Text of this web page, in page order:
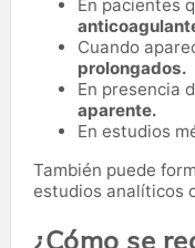
En pacientes
Cuando
prolongados.
En presencia
aparente.
En estudios
También puede
estudios analíticos
¿Cómo se